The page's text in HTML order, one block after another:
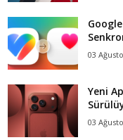
03
Yeni
03